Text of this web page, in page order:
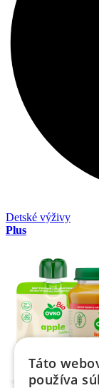
Detské výživy
Plus
Táto
používa